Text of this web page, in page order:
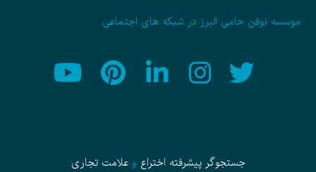
موسسه نوفن حامی البرز در شبکه های اجتماعی
جستجوگر پیشرفته اختراع وعلامت تجاری